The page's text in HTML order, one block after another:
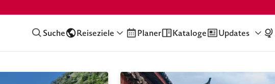
Suche Reiseziele Planer Kataloge Updates